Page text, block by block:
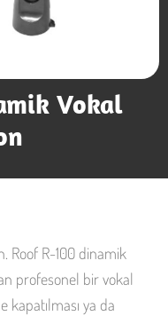
Vokal
Roof R-100 dinamik
profesonel bir vokal
kapatılması ya da